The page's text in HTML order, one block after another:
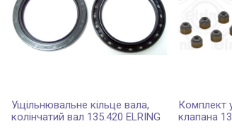
Ущільнювальне кільце вала,
колінчатий вал 135.420 ELRING
Комплект
клапана